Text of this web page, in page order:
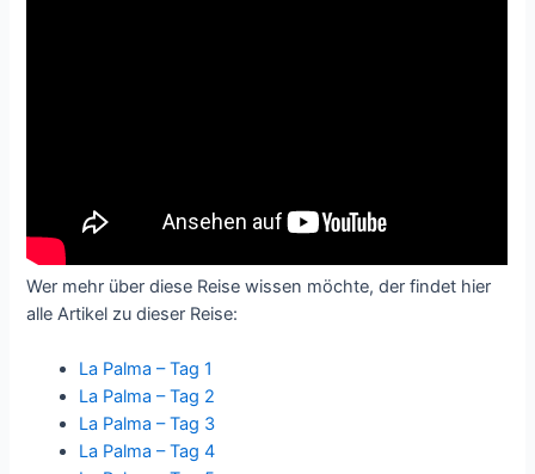
Wer mehr über diese Reise wissen möchte, der findet hier
alle Artikel zu dieser Reise:
La Palma – Tag 1
La Palma – Tag 2
La Palma – Tag 3
La Palma – Tag 4